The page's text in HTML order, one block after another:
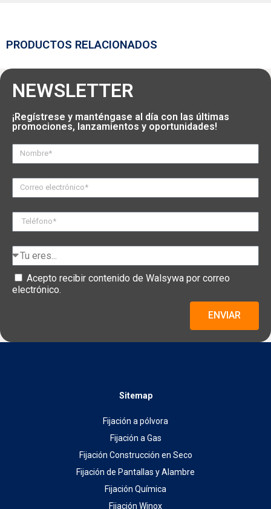
PRODUCTOS RELACIONADOS
NEWSLETTER
¡Regístrese y manténgase al día con las últimas
promociones, lanzamientos y oportunidades!
Acepto recibir contenido de Walsywa por correo
electrónico.
ENVIAR
Sitemap
Fijación a pólvora
Fijación a Gas
Fijación Construcción en Seco
Fijación de Pantallas y Alambre
Fijación Química
Fijación Winox